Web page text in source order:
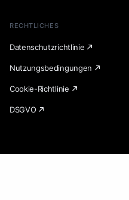
RECHTLICHES
Datenschutzrichtlinie
Nutzungsbedingungen
Cookie-Richtlinie
DSGVO